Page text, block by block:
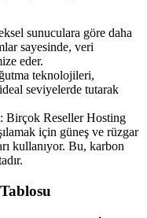
sunuculara göre daha
sayesinde, veri
eder.
teknolojileri,
ideal seviyelerde tutarak
: Birçok Reseller Hosting
için güneş ve rüzgar
kullanıyor. Bu, karbon